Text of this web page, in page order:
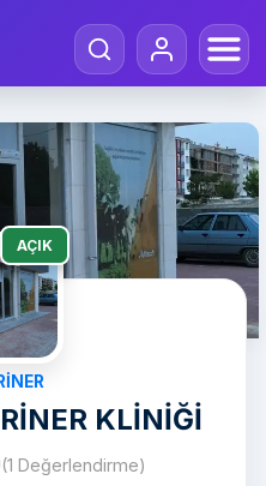
AÇIK
KLİNİĞİ
(1 Değerlendirme)